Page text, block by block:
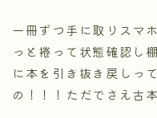
一冊ずつ手に取りスマ
っと捲って状態確認し
に本を引き抜き戻しっ
の！！！ただでさえ古